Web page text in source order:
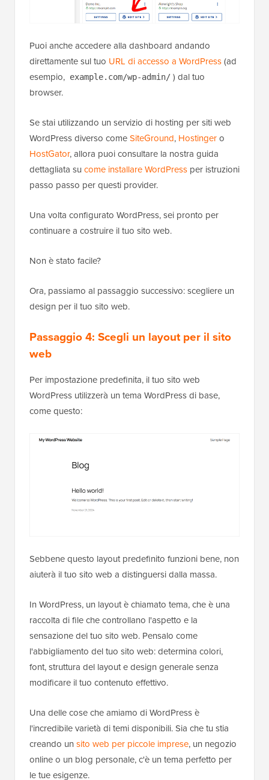
Puoi anche accedere alla dashboard andando
direttamente sul tuo URL di accesso a WordPress(ad
esempio, example.com/wp-admin/ ) dal tuo
browser.
Se stai utilizzando un servizio di hosting per siti web
WordPress diverso comeSiteGround, Hostingero
HostGator, allora puoi consultare la nostra guida
dettagliata su come installare WordPress per istruzioni
passo passo per questi provider.
Una volta configurato WordPress, sei pronto per
continuare a costruire il tuo sito web.
Non è stato facile?
Ora, passiamo al passaggio successivo: scegliere un
design per il tuo sito web.
Passaggio 4: Scegli un layout per il sito
web
Per impostazione predefinita, il tuo sito web
WordPress utilizzerà un tema WordPress di base,
come questo:
Sebbene questo layout predefinito funzioni bene, non
aiuterà il tuo sito web a distinguersi dalla massa.
In WordPress, un layout è chiamato tema, che è una
raccolta di file che controllano l'aspetto e la
sensazione del tuo sito web. Pensalo come
l'abbigliamento del tuo sito web: determina colori,
font, struttura del layout e design generale senza
modificare il tuo contenuto effettivo.
Una delle cose che amiamo di WordPress è
l'incredibile varietà di temi disponibili. Sia che tu stia
creando un sito web per piccole imprese, un negozio
online o un blog personale, c'è un tema perfetto per
le tue esigenze.